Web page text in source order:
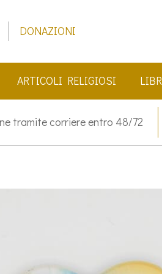
DONAZIONI
ARTICOLI RELIGIOSI
tramite corriere entro 48/72